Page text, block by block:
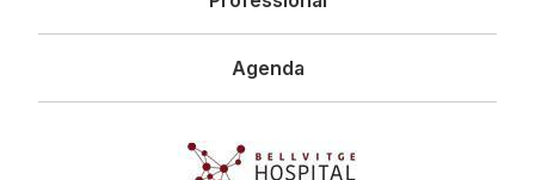
Agenda